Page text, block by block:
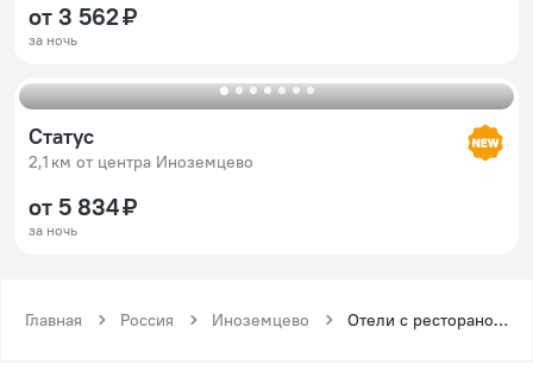
от 3 562 ₽
за ночь
Статус
2,1 км от центра Иноземцево
от 5 834 ₽
за ночь
Главная Россия Иноземцево Отели с рестораном в Иноземцево